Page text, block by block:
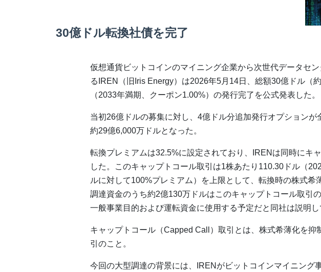
30億ドル転換社債を完了
仮想通貨ビットコインのマイニング企業から次世代データセ
るIREN（旧Iris Energy）は2026年5月14日、総額30億ドル（
（2033年満期、クーポン1.00%）の発行完了を公式発表した。
当初26億ドルの募集に対し、4億ドル分追加発行オプションが
約29億6,000万ドルとなった。
転換プレミアムは32.5%に設定されており、IRENは同時にキ
した。このキャップトコール取引は1株あたり110.30ドル（
ルに対して100%プレミアム）を上限として、転換時の株式希
調達資金のうち約2億130万ドルはこのキャップトコール取引
一般事業目的および運転資金に使用する予定だと同社は説明し
キャップトコール（Capped Call）取引とは、株式希薄化を抑
引のこと。
今回の大型調達の背景には、IRENがビットコインマイニング